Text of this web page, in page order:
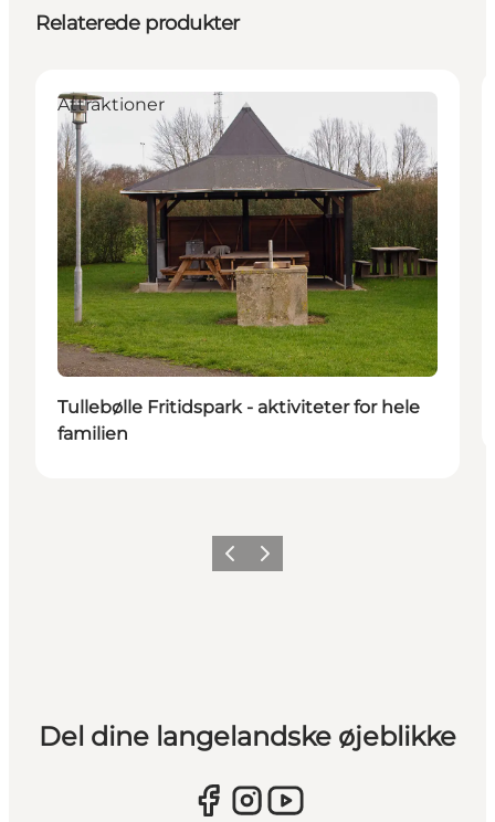
Relaterede produkter
Attraktioner
Tullebølle Fritidspark - aktiviteter for hele
familien
ForrigeNæste
Del dine langelandske øjeblikke